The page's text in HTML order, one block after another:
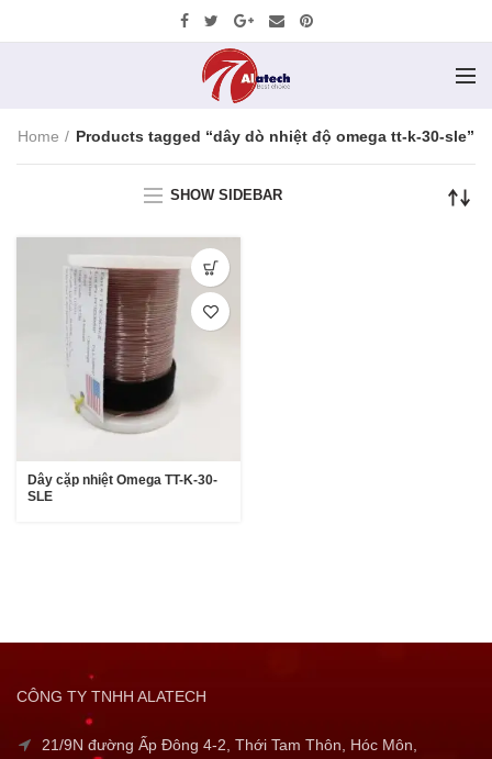
Home Products tagged “dây dò nhiệt độ omega tt-k-30-sle”
SHOW SIDEBAR
Dây cặp nhiệt Omega TT-K-30-
SLE
CÔNG TY TNHH ALATECH
21/9N đường Ấp Đông 4-2, Thới Tam Thôn, Hóc Môn,